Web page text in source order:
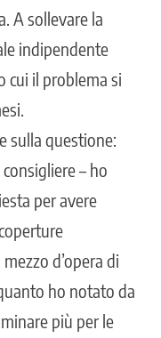
A sollevare la
indipendente
cui il problema si
sulla questione:
– ho
per avere
d’opera di
ho notato da
più per le